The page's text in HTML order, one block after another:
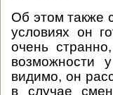
Об этом также
условиях он
очень
возможности
видимо, он
в случае